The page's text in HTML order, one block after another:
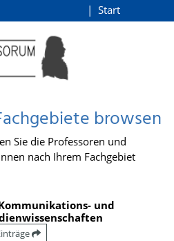
Start
browsen
Sie die Professoren und
nach Ihrem Fachgebiet
und